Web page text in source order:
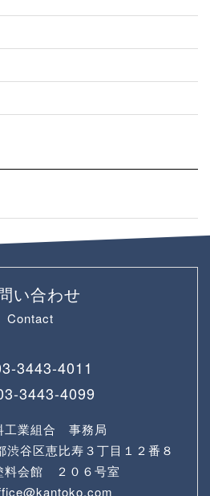
い合わせ
Contact
3443-4011
3443-4099
工業組合 事務局
谷区恵比寿３丁目１２番８
会館 ２０６号室